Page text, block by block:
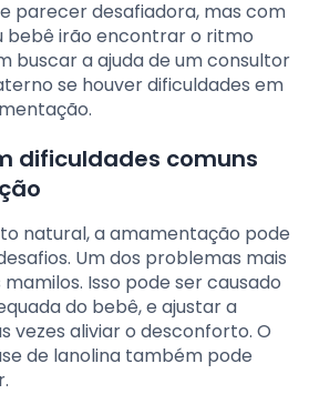
parecer desafiadora, mas com
bebê irão encontrar o ritmo
buscar a ajuda de um consultor
se houver dificuldades em
dificuldades comuns
natural, a amamentação pode
Um dos problemas mais
Isso pode ser causado
do bebê, e ajustar a
vezes aliviar o desconforto. O
de lanolina também pode